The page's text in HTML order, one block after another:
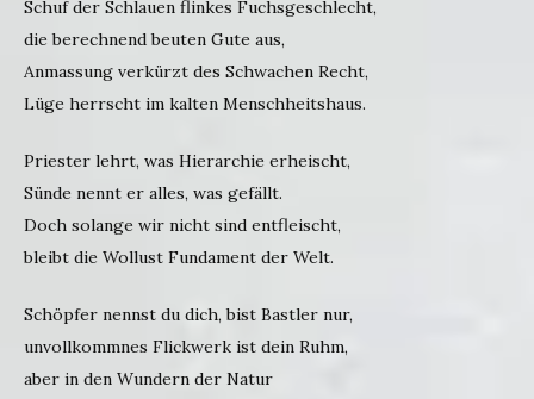
Schuf der Schlauen flinkes Fuchsgeschlecht,
die berechnend beuten Gute aus,
Anmassung verkürzt des Schwachen Recht,
Lüge herrscht im kalten Menschheitshaus.
Priester lehrt, was Hierarchie erheischt,
Sünde nennt er alles, was gefällt.
Doch solange wir nicht sind entfleischt,
bleibt die Wollust Fundament der Welt.
Schöpfer nennst du dich, bist Bastler nur,
unvollkommnes Flickwerk ist dein Ruhm,
aber in den Wundern der Natur